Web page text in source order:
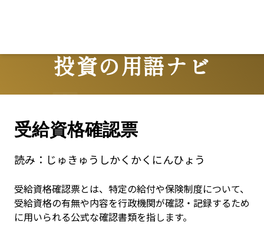
投資の用語ナビ
Terms
受給資格確認票
読み： じゅきゅうしかくかくにんひょう
受給資格確認票とは、特定の給付や保険制度について、
受給資格の有無や内容を行政機関が確認・記録するため
に用いられる公式な確認書類を指します。